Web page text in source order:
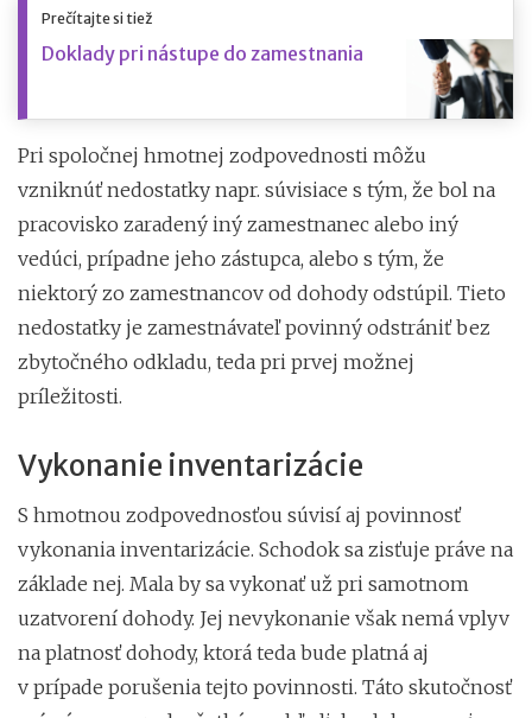
Prečítajte si tiež
Doklady pri nástupe do zamestnania
Pri spoločnej hmotnej zodpovednosti môžu
vzniknúť nedostatky napr. súvisiace s tým, že bol na
pracovisko zaradený iný zamestnanec alebo iný
vedúci, prípadne jeho zástupca, alebo s tým, že
niektorý zo zamestnancov od dohody odstúpil. Tieto
nedostatky je zamestnávateľ povinný odstrániť bez
zbytočného odkladu, teda pri prvej možnej
príležitosti.
Vykonanie inventarizácie
S hmotnou zodpovednosťou súvisí aj povinnosť
vykonania inventarizácie. Schodok sa zisťuje práve na
základe nej. Mala by sa vykonať už pri samotnom
uzatvorení dohody. Jej nevykonanie však nemá vplyv
na platnosť dohody, ktorá teda bude platná aj
v prípade porušenia tejto povinnosti. Táto skutočnosť